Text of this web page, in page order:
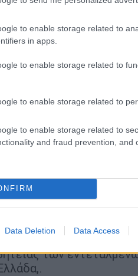
to enable storage related to
in apps.
to enable storage related to
to enable storage related to
to enable storage related to
and fraud prevention, and
Data Deletion Data Access
Ευρωπαία Εισαγγελέας
όσα λένε
Ελλάδα, εκτίμησε πως
Δικαστικό Συμβούλιο
|23.04.2026 09:40
ΟΠΕΚΕΠΕ έχει
της Κοβέσι
την κυβέρνηση
στο Ευρωπαϊκό
διαφωνεί με την
των